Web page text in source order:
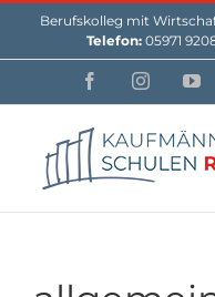
Berufskolleg mit
Telefon:05971
FacebookInstagram